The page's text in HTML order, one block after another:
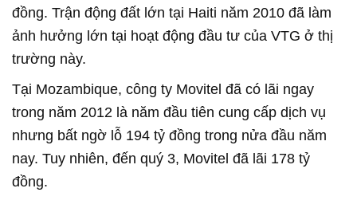
đồng. Trận động đất lớn tại Haiti năm 2010 đã làm
ảnh hưởng lớn tại hoạt động đầu tư của VTG ở thị
trường này.
Tại Mozambique, công ty Movitel đã có lãi ngay
trong năm 2012 là năm đầu tiên cung cấp dịch vụ
nhưng bất ngờ lỗ 194 tỷ đồng trong nửa đầu năm
nay. Tuy nhiên, đến quý 3, Movitel đã lãi 178 tỷ
đồng.